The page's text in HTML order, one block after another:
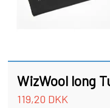
WizWool long
119,20 DKK